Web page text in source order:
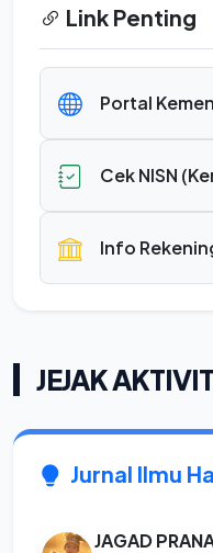
Link Penting
Portal
Cek NISN
Info
JEJAK
Jurnal Ilmu
JAGAD